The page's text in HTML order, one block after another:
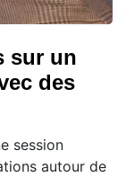
sur un
des
session
autour de